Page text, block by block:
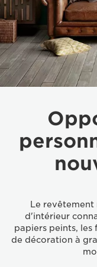
Le revêtement
d'intérieur
papiers peints, les
de décoration à